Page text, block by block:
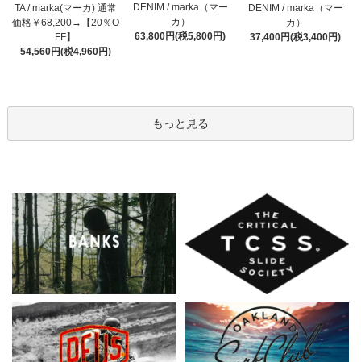
TA / marka(マーカ) 通常
価格￥68,200→【20％O
FF】
54,560円(税4,960円)
DENIM / marka（マー
カ）
63,800円(税5,800円)
DENIM / marka（マー
カ）
37,400円(税3,400円)
もっと見る